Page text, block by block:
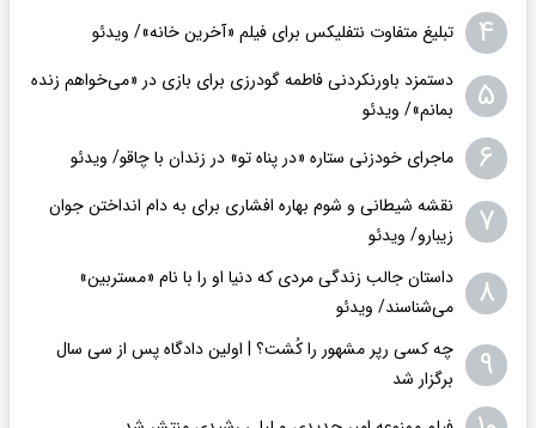
۴ تبلیغ متفاوت نتفلیکس برای فیلم «آخرین خانه»/ ویدئو
۵
دستمزد باورنکردنی فاطمه گودرزی برای بازی در «می‌خواهم زنده
بمانم»/ ویدئو
۶ ماجرای خودزنی ستاره «در پناه تو» در زندان با چاقو/ ویدئو
۷
نقشه شیطانی و شوم بهاره افشاری برای به دام انداختن جوان
زیبارو/ ویدئو
۸
داستان جالب زندگی مردی که دنیا او را با نام «مستربین»
می‌شناسند/ ویدئو
۹
چه کسی رپر مشهور را کُشت؟ | اولین دادگاه پس از سی سال
برگزار شد